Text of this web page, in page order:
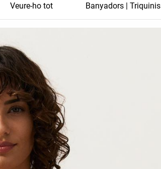
Veure-ho tot Banyadors | Triquinis